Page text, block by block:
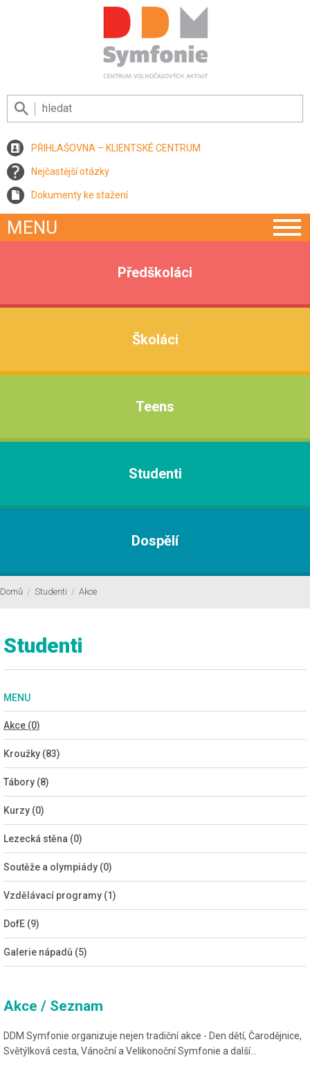
PŘIHLAŠOVNA – KLIENTSKÉ CENTRUM
Nejčastější otázky
Dokumenty ke stažení
MENU
Předškoláci
Školáci
Teens
Studenti
Dospělí
Domů / Studenti / Akce
Studenti
MENU
Akce (0)
Kroužky (83)
Tábory (8)
Kurzy (0)
Lezecká stěna (0)
Soutěže a olympiády (0)
Vzdělávací programy (1)
DofE (9)
Galerie nápadů (5)
Akce / Seznam
DDM Symfonie organizuje nejen tradiční akce - Den dětí, Čarodějnice,
Světýlková cesta, Vánoční a Velikonoční Symfonie a další...